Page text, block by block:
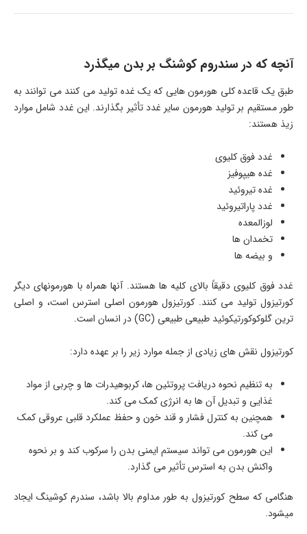
آنچه که در سندروم کوشنگ بر بدن میگذرد
طبق یک قاعده کلی هورمون هایی که یک غده تولید می کنند می توانند به
طور مستقیم بر تولید هورمون سایر غدد تأثیر بگذارند. این غدد شامل موارد
زیذ هستند:
غدد فوق کلیوی
غده هیپوفیز
غده تیروئید
غدد پاراتیروئید
لوزالمعده
تخمدان ها
و بیضه ها
غدد فوق کلیوی دقیقاً بالای کلیه ها هستند. آنها همراه با هورمونهای دیگر
کورتیزول تولید می کنند. کورتیزول هورمون اصلی استرس است، و اصلی
ترین گلوکوکورتیکوئید طبیعی طبیعی (GC) در انسان است.
کورتیزول نقش های زیادی از جمله موارد زیر را بر عهده دارد:
به تنظیم نحوه دریافت پروتئین ها، کربوهیدرات ها و چربی از مواد
غذایی و تبدیل آن ها به انرژی کمک می کند.
همچنین به کنترل فشار و قند خون و حفظ عملکرد قلبی عروقی کمک
می کند.
این هورمون می تواند سیستم ایمنی بدن را سرکوب کند و بر نحوه
واکنش بدن به استرس تأثیر می گذارد.
هنگامی که سطح کورتیزول به طور مداوم بالا باشد، سندرم کوشینگ ایجاد
میشود.